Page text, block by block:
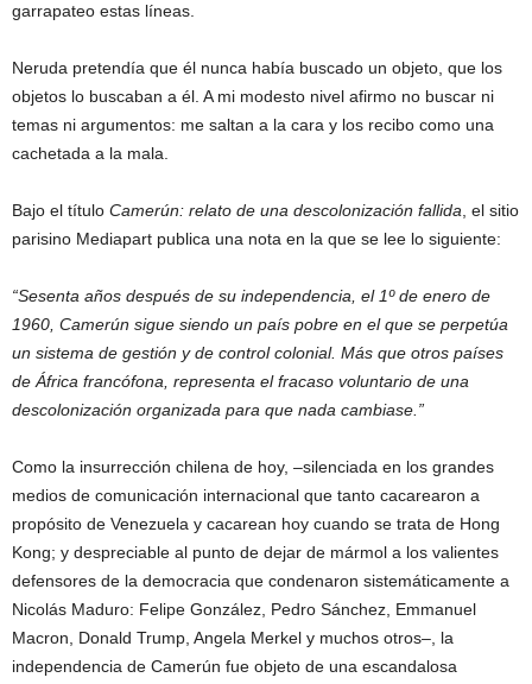
garrapateo estas líneas.
Neruda pretendía que él nunca había buscado un objeto, que los
objetos lo buscaban a él. A mi modesto nivel afirmo no buscar ni
temas ni argumentos: me saltan a la cara y los recibo como una
cachetada a la mala.
Bajo el título Camerún: relato de una descolonización fallida , el sitio
parisino Mediapart publica una nota en la que se lee lo siguiente:
“Sesenta años después de su independencia, el 1º de enero de
1960, Camerún sigue siendo un país pobre en el que se perpetúa
un sistema de gestión y de control colonial. Más que otros países
de África francófona, representa el fracaso voluntario de una
descolonización organizada para que nada cambiase.”
Como la insurrección chilena de hoy, –silenciada en los grandes
medios de comunicación internacional que tanto cacarearon a
propósito de Venezuela y cacarean hoy cuando se trata de Hong
Kong; y despreciable al punto de dejar de mármol a los valientes
defensores de la democracia que condenaron sistemáticamente a
Nicolás Maduro: Felipe González, Pedro Sánchez, Emmanuel
Macron, Donald Trump, Angela Merkel y muchos otros–, la
independencia de Camerún fue objeto de una escandalosa